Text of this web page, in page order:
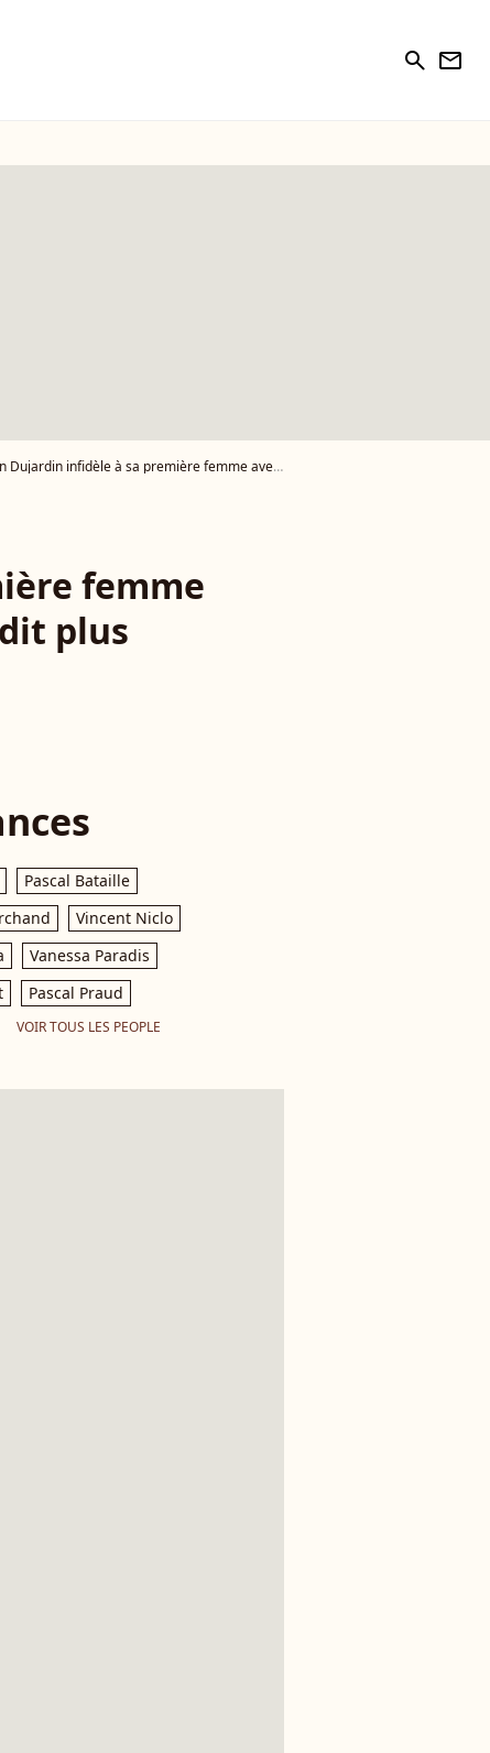
search newsletter
infidèle à sa première femme avec Alexandra Lamy, un proche en dit plus
femme
plus
Pascal Bataille
Vincent Niclo
Vanessa Paradis
Pascal Praud
VOIR TOUS LES PEOPLE